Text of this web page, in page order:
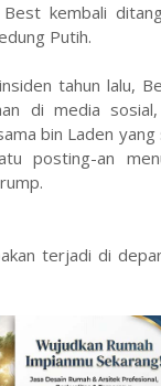
Best kembali
Putih.
tahun lalu,
di media
bin Laden yang
posting-an
terjadi di